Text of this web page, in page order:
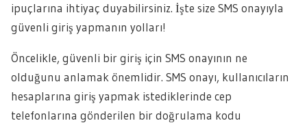
ipuçlarına ihtiyaç duyabilirsiniz. İşte size SMS onayıyla
güvenli giriş yapmanın yolları!
Öncelikle, güvenli bir giriş için SMS onayının ne
olduğunu anlamak önemlidir. SMS onayı, kullanıcıların
hesaplarına giriş yapmak istediklerinde cep
telefonlarına gönderilen bir doğrulama kodu